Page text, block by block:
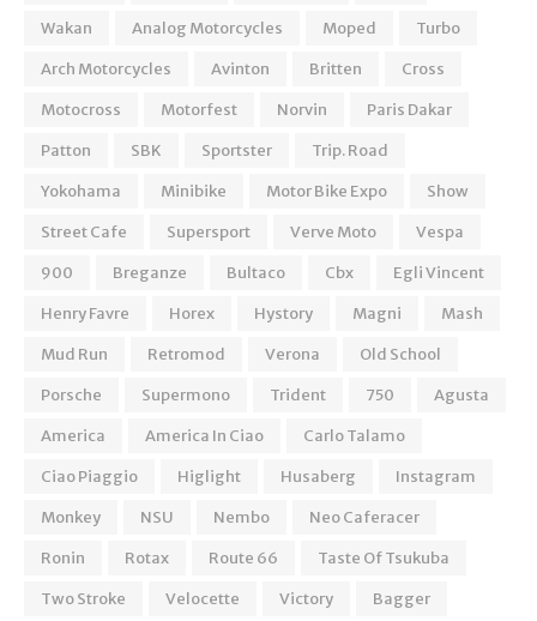
Wakan
Analog Motorcycles Moped
Turbo
Arch Motorcycles
Avinton Britten
Cross
Motocross
Motorfest Norvin
Paris Dakar
Patton
SBK Sportster
Trip. Road
Yokohama
Minibike Motor Bike Expo
Show
Street Cafe
Supersport Verve Moto
Vespa
900
Breganze Bultaco Cbx
Egli Vincent
Henry Favre
Horex Hystory Magni
Mash
Mud Run
Retromod Verona
Old School
Porsche
Supermono Trident 750
Agusta
America
America In Ciao
Carlo Talamo
Ciao Piaggio
Higlight Husaberg
Instagram
Monkey
NSU Nembo
Neo Caferacer
Ronin
Rotax Route 66
Taste Of Tsukuba
Two Stroke
Velocette Victory Bagger